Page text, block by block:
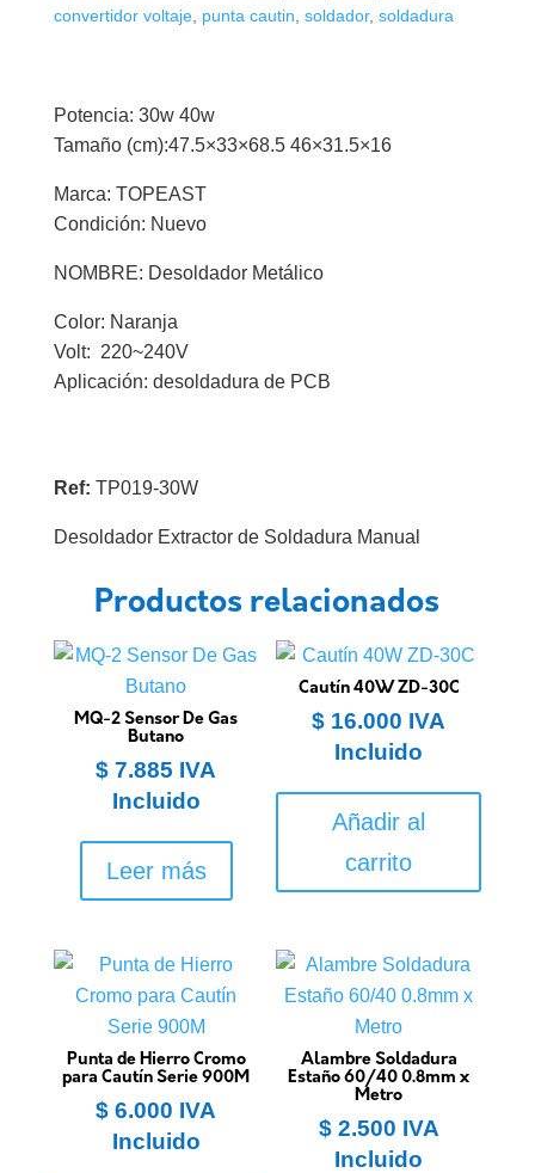
220V
convertidor voltaje, punta cautin soldador, soldadura
Potencia: 30w 40w
Tamaño (cm):47.5×33×68.5 46×31.5×16
Marca: TOPEAST
Condición: Nuevo
NOMBRE: Desoldador Metálico
Color: Naranja
Volt: 220~240V
Aplicación: desoldadura de PCB
Ref: TP019-30W
Desoldador Extractor de Soldadura Manual
Productos relacionados
MQ-2 Sensor De Gas
Butano
$ 7.885 IVA
Incluido
Leer más
Cautín 40W ZD-30C
$ 16.000 IVA
Incluido
Añadir al
carrito
Punta de Hierro Cromo
para Cautín Serie 900M
$ 6.000 IVA
Incluido
Alambre Soldadura
Estaño 60/40 0.8mm x
Metro
$2.500 IVA
Incluido